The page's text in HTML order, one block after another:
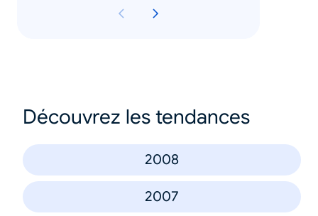
Découvrez les tendances
2008
2007